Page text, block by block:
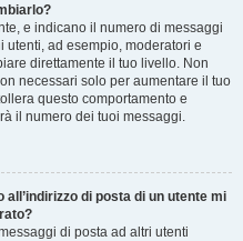
e indicano il numero di messaggi
ad esempio, moderatori e
direttamente il tuo livello. Non
necessari solo per aumentare il tuo
questo comportamento e
il numero dei tuoi messaggi.
di posta di un utente mi
di posta ad altri utenti